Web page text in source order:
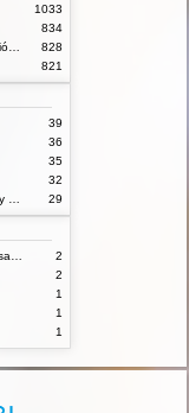
1033
834
828
821
39
36
35
32
29
2
2
1
1
1